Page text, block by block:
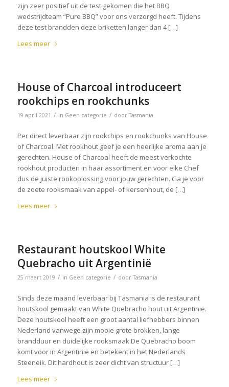
zijn zeer positief uit de test gekomen die het BBQ
wedstrijdteam “Pure BBQ” voor ons verzorgd heeft. Tijdens
deze test brandden deze briketten langer dan 4 […]
Lees meer
House of Charcoal introduceert
rookchips en rookchunks
19 april 2021 / in Geen categorie / doorTasmania
Per direct leverbaar zijn rookchips en rookchunks van House
of Charcoal. Met rookhout geef je een heerlijke aroma aan je
gerechten. House of Charcoal heeft de meest verkochte
rookhout producten in haar assortiment en voor elke Chef
dus de juiste rookoplossing voor jouw gerechten. Ga je voor
de zoete rooksmaak van appel- of kersenhout, de […]
Lees meer
Restaurant houtskool White
Quebracho uit Argentinië
25 maart 2019 / in Geen categorie / doorTasmania
Sinds deze maand leverbaar bij Tasmania is de restaurant
houtskool gemaakt van White Quebracho hout uit Argentinië.
Deze houtskool heeft een groot aantal liefhebbers binnen
Nederland vanwege zijn mooie grote brokken, lange
brandduur en duidelijke rooksmaak.De Quebracho boom
komt voor in Argentinië en betekent in het Nederlands
Steeneik. Dit hardhout is zeer dicht van structuur […]
Lees meer